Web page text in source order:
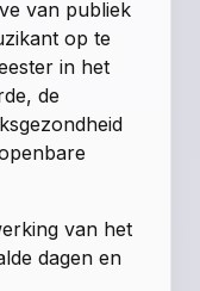
van publiek
op te
in het
de
van het
dagen en